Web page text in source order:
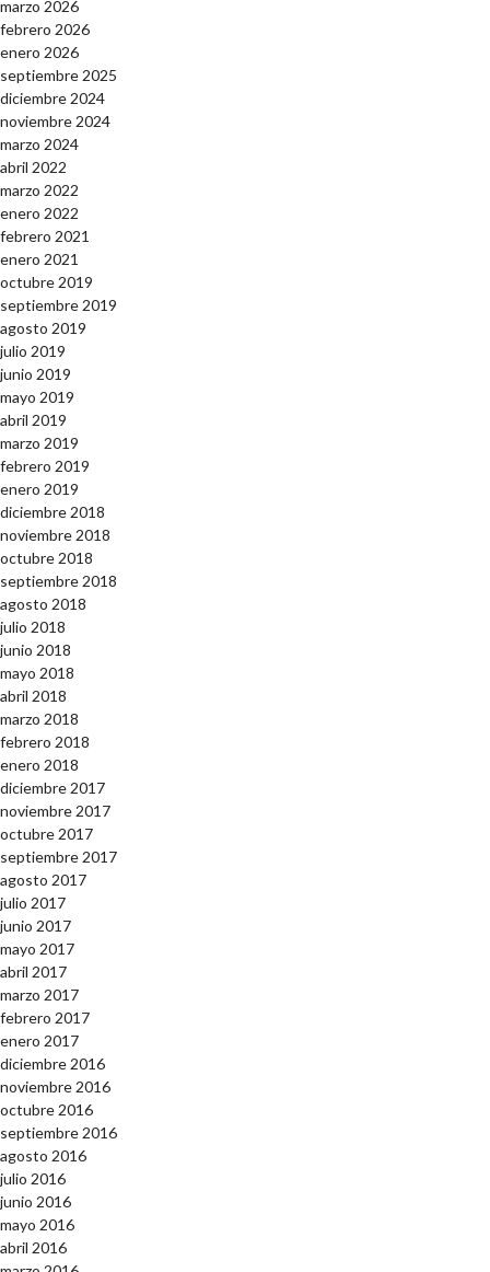
marzo 2026
febrero 2026
enero 2026
septiembre 2025
diciembre 2024
noviembre 2024
marzo 2024
abril 2022
marzo 2022
enero 2022
febrero 2021
enero 2021
octubre 2019
septiembre 2019
agosto 2019
julio 2019
junio 2019
mayo 2019
abril 2019
marzo 2019
febrero 2019
enero 2019
diciembre 2018
noviembre 2018
octubre 2018
septiembre 2018
agosto 2018
julio 2018
junio 2018
mayo 2018
abril 2018
marzo 2018
febrero 2018
enero 2018
diciembre 2017
noviembre 2017
octubre 2017
septiembre 2017
agosto 2017
julio 2017
junio 2017
mayo 2017
abril 2017
marzo 2017
febrero 2017
enero 2017
diciembre 2016
noviembre 2016
octubre 2016
septiembre 2016
agosto 2016
julio 2016
junio 2016
mayo 2016
abril 2016